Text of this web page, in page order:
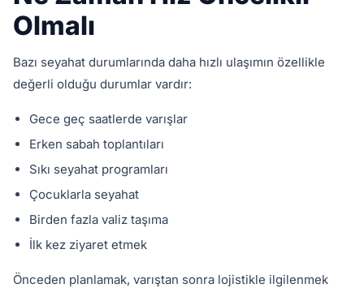
Olmalı
Bazı seyahat durumlarında daha hızlı ulaşımın özellikle
değerli olduğu durumlar vardır:
Gece geç saatlerde varışlar
Erken sabah toplantıları
Sıkı seyahat programları
Çocuklarla seyahat
Birden fazla valiz taşıma
İlk kez ziyaret etmek
Önceden planlamak, varıştan sonra lojistikle ilgilenmek